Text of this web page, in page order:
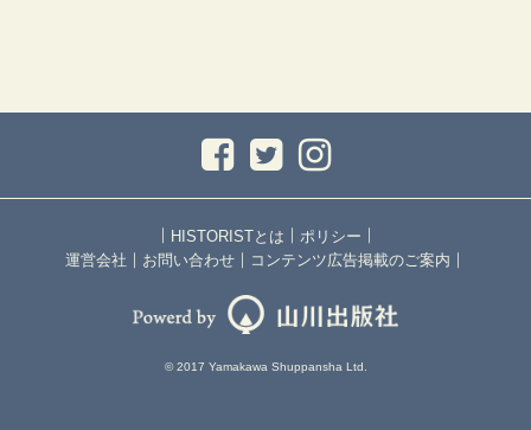
｜ HISTORISTとは ｜ ポリシー ｜
運営会社 ｜ お問い合わせ ｜ コンテンツ広告掲載のご案内 ｜
© 2017 Yamakawa Shuppansha Ltd.